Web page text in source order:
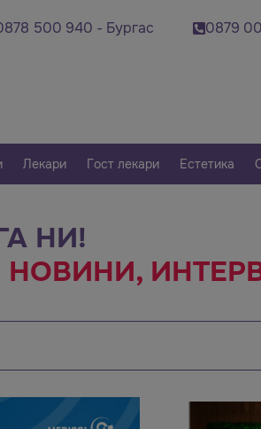
- Бургас 0879 007 420 -
Лекари Гост лекари Естетика
НИ!